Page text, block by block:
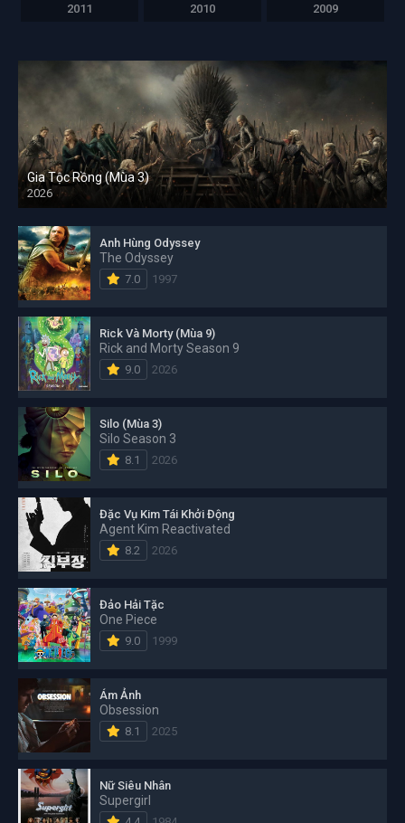
2011 2010 2009
Gia Tộc Rồng (Mùa 3)
2026
Anh Hùng Odyssey
The Odyssey
7.0 1997
Rick Và Morty (Mùa 9)
Rick and Morty Season 9
9.0 2026
Silo (Mùa 3)
Silo Season 3
8.1 2026
Đặc Vụ Kim Tái Khởi Động
Agent Kim Reactivated
8.2 2026
Đảo Hải Tặc
One Piece
9.0 1999
Ám Ảnh
Obsession
8.1 2025
Nữ Siêu Nhân
Supergirl